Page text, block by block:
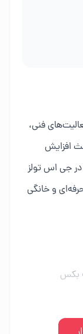
فنی،
افزایش
جی اس تولز
حرفه‌ای و خانگی
بکس